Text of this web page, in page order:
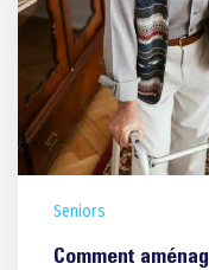
Seniors
Comment